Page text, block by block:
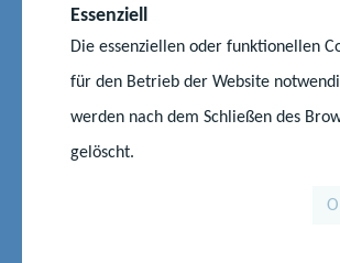
Essenziell
Die essenziellen oder funktionellen
für den Betrieb der Website
werden nach dem Schließen des
gelöscht.
Das Ministerium für Klimaschutz,
Räume und Umwelt ist für die
Fachschulen zuständig.
Ämter und gemeindlichen Schulverbände als
Die sachliche und örtliche Zuständigkeit der